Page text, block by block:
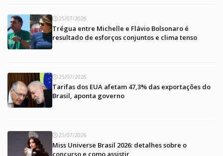
25/07/2026
Trégua entre Michelle e Flávio Bolsonaro é
resultado de esforços conjuntos e clima tenso
25/07/2026
Tarifas dos EUA afetam 47,3% das exportações do
Brasil, aponta governo
25/07/2026
Miss Universe Brasil 2026: detalhes sobre o
concurso e como assistir